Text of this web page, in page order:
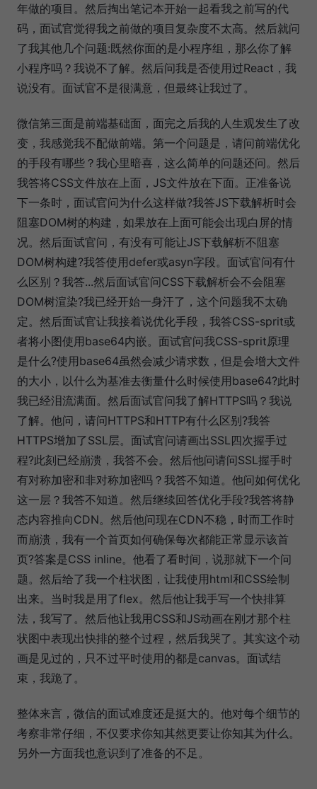
年做的项目。然后掏出笔记本开始一起看我之前写的代
码，面试官觉得我之前做的项目复杂度不太高。然后就问
了我其他几个问题:既然你面的是小程序组，那么你了解
小程序吗？我说不了解。然后问我是否使用过React，我
说没有。面试官不是很满意，但最终让我过了。
微信第三面是前端基础面，面完之后我的人生观发生了改
变，我感觉我不配做前端。第一个问题是，请问前端优化
的手段有哪些？我心里暗喜，这么简单的问题还问。然后
我答将CSS文件放在上面，JS文件放在下面。正准备说
下一条时，面试官问为什么这样做?我答JS下载解析时会
阻塞DOM树的构建，如果放在上面可能会出现白屏的情
况。然后面试官问，有没有可能让JS下载解析不阻塞
DOM树构建?我答使用defer或asyn字段。面试官问有什
么区别？我答...然后面试官问CSS下载解析会不会阻塞
DOM树渲染?我已经开始一身汗了，这个问题我不太确
定。然后面试官让我接着说优化手段，我答CSS-sprit或
者将小图使用base64内嵌。面试官问我CSS-sprit原理
是什么?使用base64虽然会减少请求数，但是会增大文件
的大小，以什么为基准去衡量什么时候使用base64?此时
我已经泪流满面。然后面试官问我了解HTTPS吗？我说
了解。他问，请问HTTPS和HTTP有什么区别?我答
HTTPS增加了SSL层。面试官问请画出SSL四次握手过
程?此刻已经崩溃，我答不会。然后他问请问SSL握手时
有对称加密和非对称加密吗？我答不知道。他问如何优化
这一层？我答不知道。然后继续回答优化手段?我答将静
态内容推向CDN。然后他问现在CDN不稳，时而工作时
而崩溃，我有一个首页如何确保每次都能正常显示该首
页?答案是CSS inline。他看了看时间，说那就下一个问
题。然后给了我一个柱状图，让我使用html和CSS绘制
出来。当时我是用了flex。然后他让我手写一个快排算
法，我写了。然后他让我用CSS和JS动画在刚才那个柱
状图中表现出快排的整个过程，然后我哭了。其实这个动
画是见过的，只不过平时使用的都是canvas。面试结
束，我跪了。
整体来言，微信的面试难度还是挺大的。他对每个细节的
考察非常仔细，不仅要求你知其然更要让你知其为什么。
另外一方面我也意识到了准备的不足。